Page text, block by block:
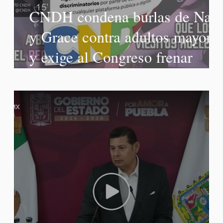
CNDH condena burlas de Nay
y Grace contra adultos mayores
y exige al Congreso frenar